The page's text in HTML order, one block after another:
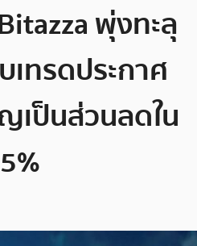
พุ่งทะลุ
เทรดประกาศ
เป็นส่วนลดใน